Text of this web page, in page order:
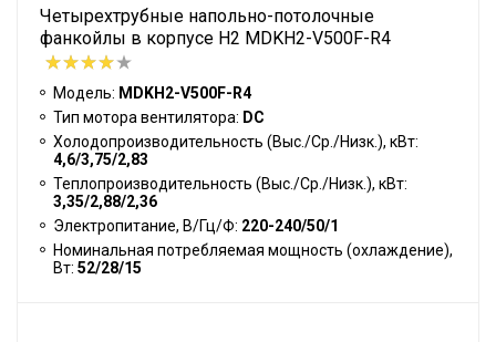
Четырехтрубные напольно-потолочные
фанкойлы в корпусе H2 MDKH2-V500F-R4
Модель: MDKH2-V500F-R4
Тип мотора вентилятора: DC
Холодопроизводительность (Выс./Ср./Низк.), кВт:
4,6/3,75/2,83
Теплопроизводительность (Выс./Ср./Низк.), кВт:
3,35/2,88/2,36
Электропитание, В/Гц/Ф: 220-240/50/1
Номинальная потребляемая мощность (охлаждение),
Вт: 52/28/15